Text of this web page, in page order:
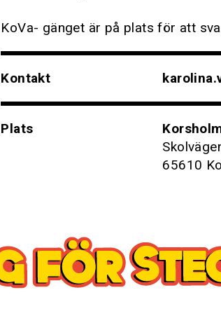
KoVa- gänget är på plats för att
Kontakt
Plats
65610